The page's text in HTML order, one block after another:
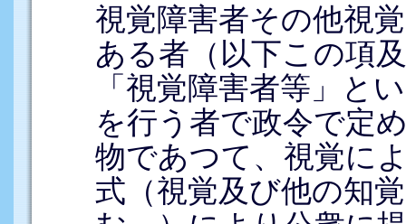
視覚障害者その他視
ある者（以下この項
「視覚障害者等」と
を行う者で政令で定
物であつて、視覚に
式（視覚及び他の知